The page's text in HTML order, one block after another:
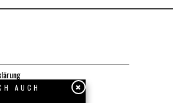
AUCH